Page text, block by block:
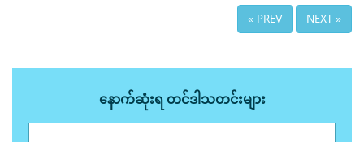
« PREV NEXT »
နောက်ဆုံးရ တင်ဒါသတင်းများ